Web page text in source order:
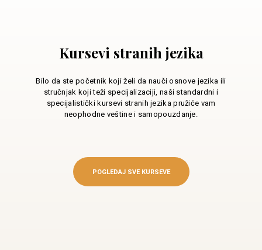
Kursevi stranih jezika
Bilo da ste početnik koji želi da nauči osnove jezika ili
stručnjak koji teži specijalizaciji, naši standardni i
specijalistički kursevi stranih jezika pružiće vam
neophodne veštine i samopouzdanje.
POGLEDAJ SVE KURSEVE